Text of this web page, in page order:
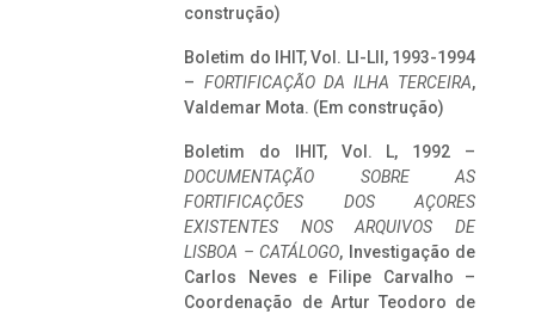
construção)
Boletim do IHIT, Vol. LI-LII, 1993-1994
– FORTIFICAÇÃO DA ILHA TERCEIRA,
Valdemar Mota. (Em construção)
Boletim do IHIT, Vol. L, 1992 –
DOCUMENTAÇÃO SOBRE AS
FORTIFICAÇÕES DOS AÇORES
EXISTENTES NOS ARQUIVOS DE
LISBOA – CATÁLOGO, Investigação de
Carlos Neves e Filipe Carvalho –
Coordenação de Artur Teodoro de